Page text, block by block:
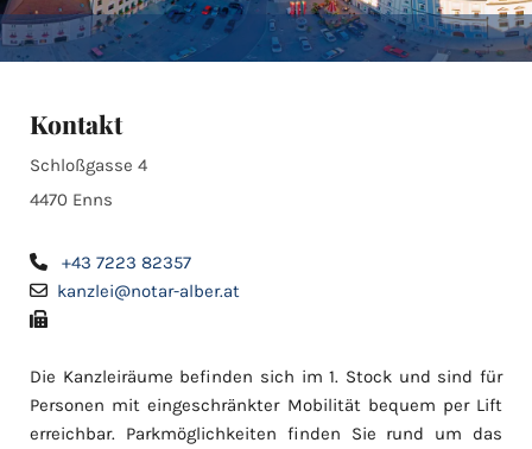
Kontakt
Schloßgasse 4
4470 Enns
 +43 7223 82357
 kanzlei@notar-alber.at

Die Kanzleiräume befinden sich im 1. Stock und sind für
Personen mit eingeschränkter Mobilität bequem per Lift
erreichbar. Parkmöglichkeiten finden Sie rund um das